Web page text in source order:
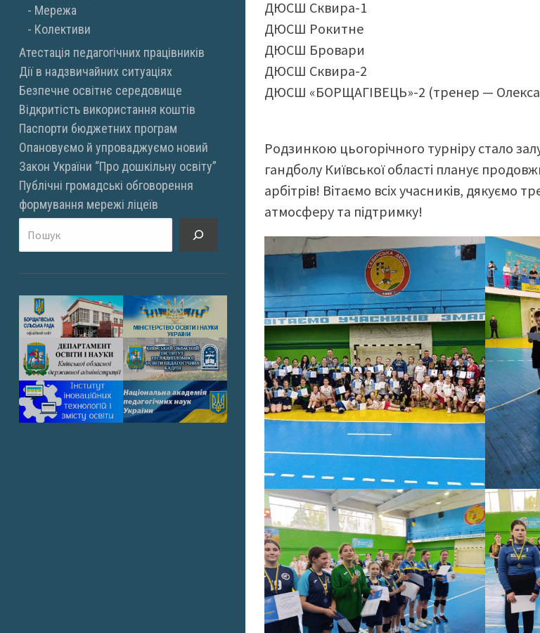
Мережа
Колективи
Атестація педагогічних працівників
Дії в надзвичайних ситуаціях
Безпечне освітнє середовище
Відкритість використання коштів
Паспорти бюджетних програм
Опановуємо й упроваджуємо новий
Закон України “Про дошкільну освіту”
Публічні громадські обговорення
формування мережі ліцеїв
ДЮСШ Сквира-1
ДЮСШ Рокитне
ДЮСШ Бровари
ДЮСШ Сквира-2
ДЮСШ «БОРЩАГІВЕЦЬ»-2 (тренер —
Родзинкою цьогорічного турніру стало
гандболу Київської області планує
арбітрів! Вітаємо всіх учасників, дякуємо
атмосферу та підтримку!